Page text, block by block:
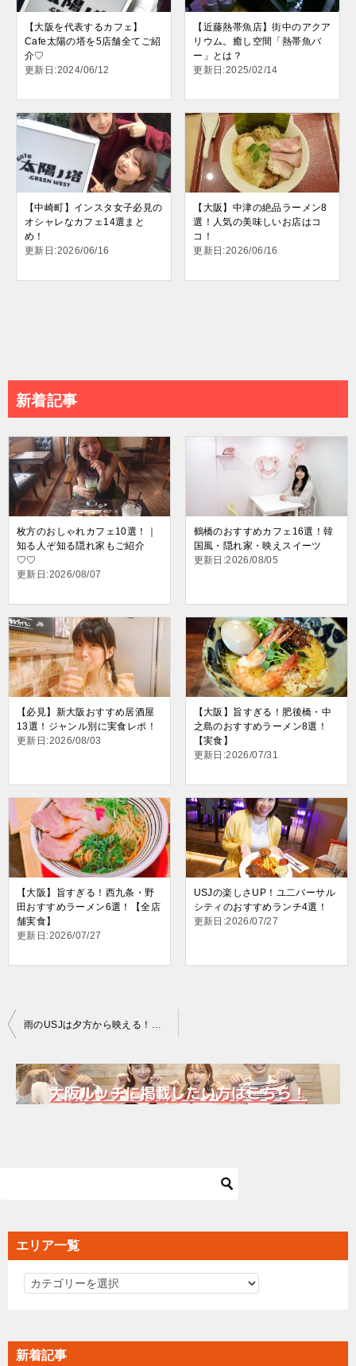
【大阪を代表するカフェ】
Cafe太陽の塔を5店舗全てご紹
介♡
更新日:2024/06/12
【近藤熱帯魚店】街中のアクア
リウム。癒し空間「熱帯魚バ
ー」とは？
更新日:2025/02/14
【中崎町】インスタ女子必見の
オシャレなカフェ14選まと
め！
更新日:2026/06/16
【大阪】中津の絶品ラーメン8
選！人気の美味しいお店はコ
コ！
更新日:2026/06/16
新着記事
枚方のおしゃれカフェ10選！｜
知る人ぞ知る隠れ家もご紹介
♡♡
更新日:2026/08/07
鶴橋のおすすめカフェ16選！韓
国風・隠れ家・映えスイーツ
更新日:2026/08/05
【必見】新大阪おすすめ居酒屋
13選！ジャンル別に実食レポ！
更新日:2026/08/03
【大阪】旨すぎる！肥後橋・中
之島のおすすめラーメン8選！
【実食】
更新日:2026/07/31
【大阪】旨すぎる！西九条・野
田おすすめラーメン6選！【全店
舗実食】
更新日:2026/07/27
USJの楽しさUP！ユ二バーサル
シティのおすすめランチ4選！
更新日:2026/07/27
投
ナ
ビ
雨のUSJは夕方から映える！夜の楽しみ方＆撮影スポット徹底紹介
エリア一覧
エ
一
覧
新着記事